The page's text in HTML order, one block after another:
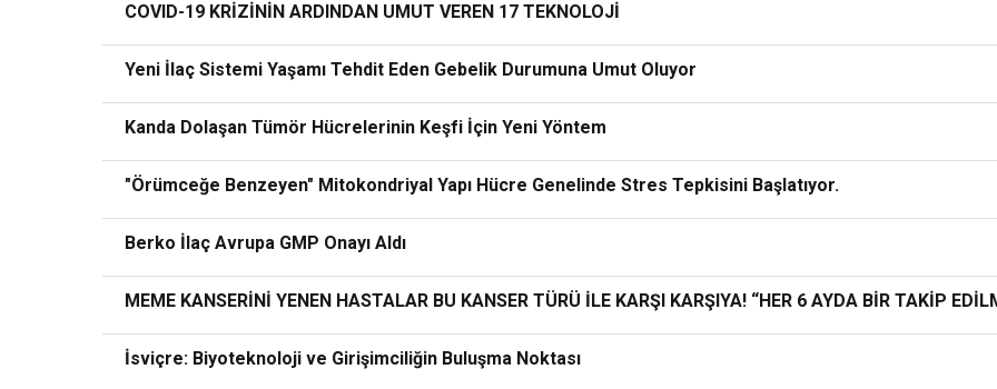
COVID-19 KRİZİNİN ARDINDAN UMUT VEREN 17 TEKNOLOJİ
Yeni İlaç Sistemi Yaşamı Tehdit Eden Gebelik Durumuna Umut Oluyor
Kanda Dolaşan Tümör Hücrelerinin Keşfi İçin Yeni Yöntem
"Örümceğe Benzeyen" Mitokondriyal Yapı Hücre Genelinde Stres Tepkisini Başlatıyor.
Berko İlaç Avrupa GMP Onayı Aldı
MEME KANSERİNİ YENEN HASTALAR BU KANSER TÜRÜ İLE KARŞI KARŞIYA! “HER 6 AYDA BİR TAKİP
İsviçre: Biyoteknoloji ve Girişimciliğin Buluşma Noktası